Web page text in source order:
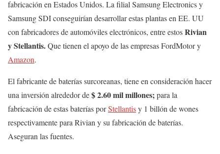
fabricación en Estados Unidos. La filial Samsung Electronics y
Samsung SDI conseguirían desarrollar estas plantas en EE. UU
con fabricadores de automóviles electrónicos, entre estosRivian
y Stellantis.Que tienen el apoyo de las empresas FordMotor y
Amazon.
El fabricante de baterías surcoreanas, tiene en consideración hacer
una inversión alrededor de$ 2.60 mil millones;para la
fabricación de estas baterías porStellantisy 1 billón de wones
respectivamente para Rivian y su fabricación de baterías.
Aseguran las fuentes.